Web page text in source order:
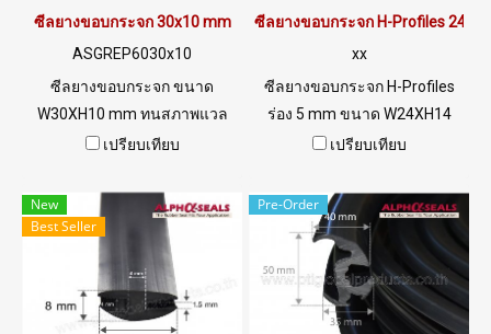
ซีลยางขอบกระจก 30x10 mm
ASGREP6030x10
ซีลยางขอบกระจก ขนาด
W30XH10 mm ทนสภาพแวล
ล้อมการใช้านดีเยี่ยมTelTel:
LINE@ : @ptiglobal
เปรียบเทียบ
ซีลยางขอบกระจก H-Profiles
xx
ซีลยางขอบกระจก H-Profiles
ร่อง 5 mm ขนาด W24XH14
mm ทนสภาพแวลล้อมการใช้
0926568846 LINE@ :
@ptiglobal
เปรียบเทียบ
New
Best Seller
Pre-Order